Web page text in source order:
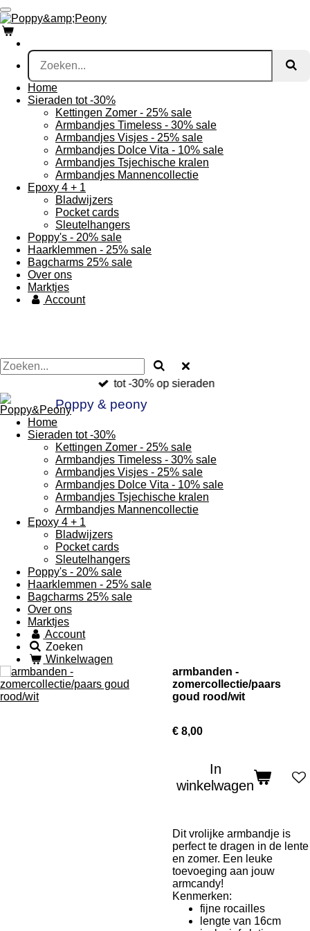
Ga
direct
naar
de
hoofdinhoud
Home
Sieraden tot -30%
Kettingen Zomer - 25% sale
Armbandjes Timeless - 30% sale
Armbandjes Visjes - 25% sale
Armbandjes Dolce Vita - 10% sale
Armbandjes Tsjechische kralen
Armbandjes Mannencollectie
Epoxy 4 + 1
Bladwijzers
Pocket cards
Sleutelhangers
Poppy's - 20% sale
Haarklemmen - 25% sale
Bagcharms 25% sale
Over ons
Marktjes
Account
tot -30% op sieraden
Poppy & peony
Home
Sieraden tot -30%
Kettingen Zomer - 25% sale
Armbandjes Timeless - 30% sale
Armbandjes Visjes - 25% sale
Armbandjes Dolce Vita - 10% sale
Armbandjes Tsjechische kralen
Armbandjes Mannencollectie
Epoxy 4 + 1
Bladwijzers
Pocket cards
Sleutelhangers
Poppy's - 20% sale
Haarklemmen - 25% sale
Bagcharms 25% sale
Over ons
Marktjes
Account
Zoeken
Winkelwagen
armbanden -
zomercollectie/paars
goud rood/wit
€ 8,00
In
winkelwagen
Dit vrolijke armbandje is
perfect te dragen in de lente
en zomer. Een leuke
toevoeging aan jouw
armcandy!
Kenmerken:
fijne rocailles
lengte van 16cm